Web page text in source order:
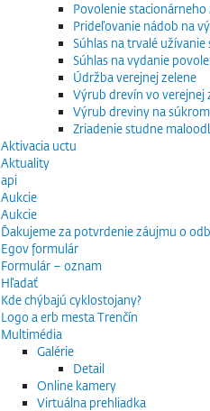
Povolenie stacionárneho
Prideľovanie nádob na
Súhlas na trvalé
Súhlas na vydanie
Údržba verejnej zelene
Výrub drevín vo verejnej
Výrub dreviny na
Zriadenie studne
Aktivacia uctu
Aktuality
api
Aukcie
Aukcie
Ďakujeme za potvrdenie záujmu o
Egov formulár
Formulár – oznam
Hľadať
Kde chýbajú cyklostojany?
Logo a erb mesta Trenčín
Multimédia
Galérie
Detail
Online kamery
Virtuálna prehliadka